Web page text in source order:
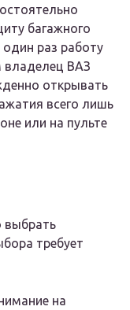
багажного
раз работу
владелец ВАЗ
открывать
всего лишь
или на пульте
выбрать
требует
на